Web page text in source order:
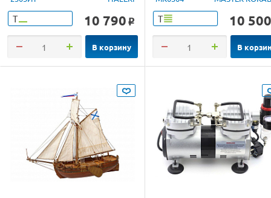
Т 10 790 o
В корзину
Т 10 500
В